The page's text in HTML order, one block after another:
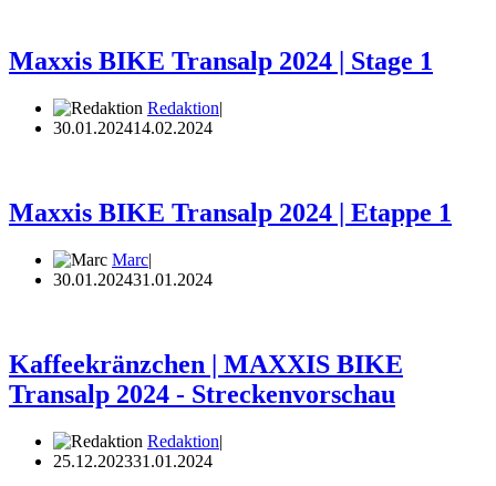
Maxxis BIKE Transalp 2024 | Stage 1
Redaktion
30.01.202414.02.2024
Maxxis BIKE Transalp 2024 | Etappe 1
Marc
30.01.202431.01.2024
Kaffeekränzchen | MAXXIS BIKE
Transalp 2024 - Streckenvorschau
Redaktion
25.12.202331.01.2024